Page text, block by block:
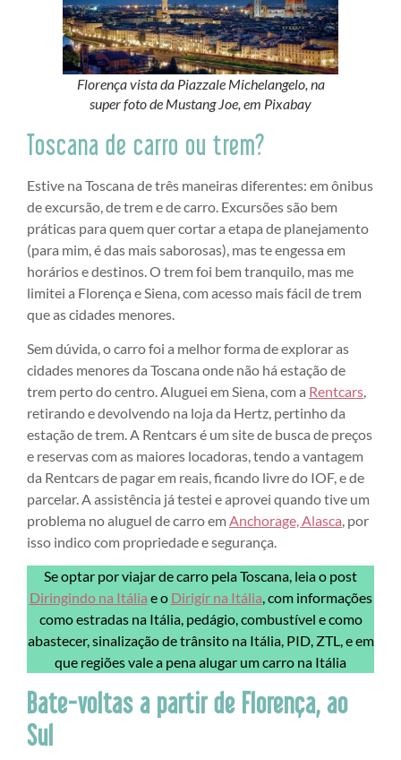
Florença vista da Piazzale Michelangelo, na
super foto de Mustang Joe, em Pixabay
Toscana de carro ou trem?
Estive na Toscana de três maneiras diferentes: em ônibus
de excursão, de trem e de carro. Excursões são bem
práticas para quem quer cortar a etapa de planejamento
(para mim, é das mais saborosas), mas te engessa em
horários e destinos. O trem foi bem tranquilo, mas me
limitei a Florença e Siena, com acesso mais fácil de trem
que as cidades menores.
Sem dúvida, o carro foi a melhor forma de explorar as
cidades menores da Toscana onde não há estação de
trem perto do centro. Aluguei em Siena, com a Rentcars,
retirando e devolvendo na loja da Hertz, pertinho da
estação de trem. A Rentcars é um site de busca de preços
e reservas com as maiores locadoras, tendo a vantagem
da Rentcars de pagar em reais, ficando livre do IOF, e de
parcelar. A assistência já testei e aprovei quando tive um
problema no aluguel de carro emAnchorage, Alasca, por
isso indico com propriedade e segurança.
Se optar por viajar de carro pela Toscana, leia o post
Diringindo na Itália e o Dirigir na Itália, com informações
como estradas na Itália, pedágio, combustível e como
abastecer, sinalização de trânsito na Itália, PID, ZTL, e em
que regiões vale a pena alugar um carro na Itália
Bate-voltas a partir de Florença, ao
Sul